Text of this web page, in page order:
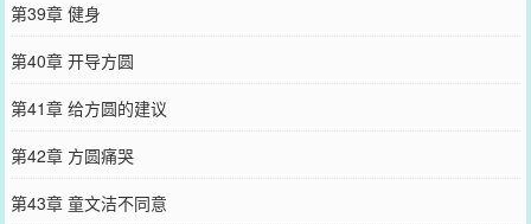
第39章 健身
第40章 开导方圆
第41章 给方圆的建议
第42章 方圆痛哭
第43章 童文洁不同意